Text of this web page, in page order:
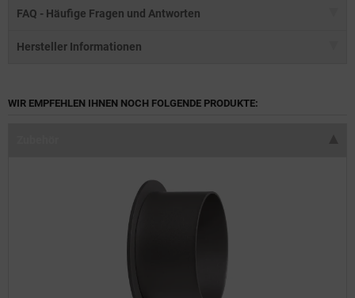
FAQ - Häufige Fragen und Antworten
Hersteller Informationen
WIR EMPFEHLEN IHNEN NOCH FOLGENDE PRODUKTE: